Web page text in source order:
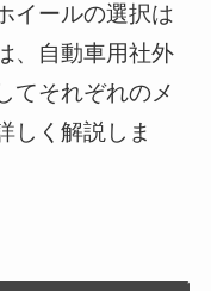
イールの選択は
、自動車用社外
てそれぞれのメ
しく解説しま